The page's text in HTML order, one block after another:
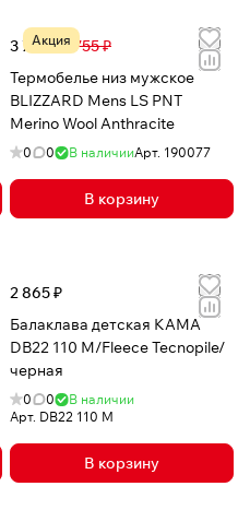
Акция
3 732 ₽4 755 ₽
Термобелье низ мужское
BLIZZARD Mens LS PNT
Merino Wool Anthracite
0 0 В наличииАрт. 190077
В корзину
2 865 ₽
Балаклава детская КАМА
DB22 110 M/Fleece Tecnopile/
черная
0 0
В наличии
Арт. DB22 110 M
В корзину